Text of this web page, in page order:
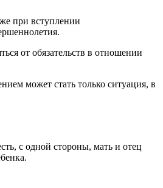
при вступлении
от обязательств в отношении
может стать только ситуация, в
с одной стороны, мать и отец